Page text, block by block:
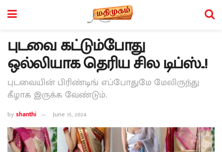
புடவை கட்டும்போது
ஒல்லியாக தெரிய சில டிப்ஸ்..!
புடவையின் பிரிண்டிங் எப்போதுமே மேலிருந்து
கீழாக இருக்க வேண்டும்.
byshanthi June 15, 2024